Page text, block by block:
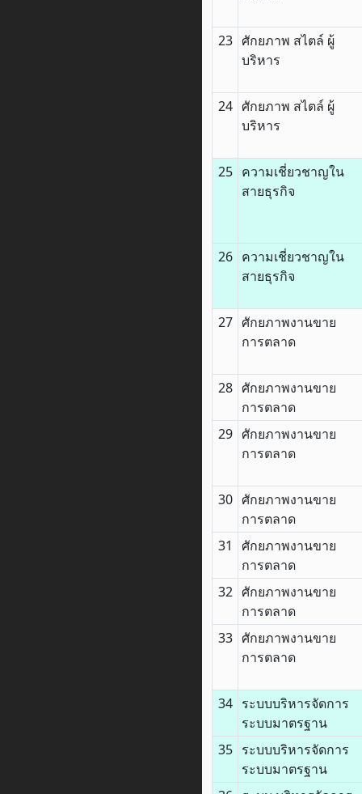
23 ศักยภาพ สไตล์ ผู้
บริหาร
24 ศักยภาพ สไตล์ ผู้
บริหาร
25 ความเชี่ยวชาญใน
สายธุรกิจ
26 ความเชี่ยวชาญใน
สายธุรกิจ
27 ศักยภาพงานขาย
การตลาด
28 ศักยภาพงานขาย
การตลาด
29 ศักยภาพงานขาย
การตลาด
30 ศักยภาพงานขาย
การตลาด
31
ศักยภาพงานขาย
การตลาด
32 ศักยภาพงานขาย
การตลาด
33 ศักยภาพงานขาย
การตลาด
34 ระบบบริหารจัดการ
ระบบมาตรฐาน
35 ระบบบริหารจัดการ
ระบบมาตรฐาน